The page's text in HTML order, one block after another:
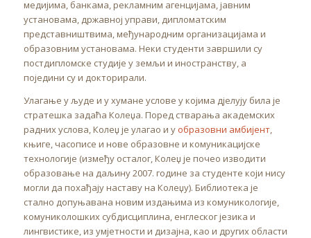
медијима, банкама, рекламним агенцијама, јавним
установама, државној управи, дипломатским
представништвима, међународним организацијама и
образовним установама. Неки студенти завршили су
постдипломске студије у земљи и иностранству, а
поједини су и докторирали.
Улагање у људе и у хумане услове у којима дјелују била је
стратешка задаћа Колеџа. Поред стварања академских
радних услова, Колеџ је улагао и у образовни амбијент,
књиге, часописе и нове образовне и комуникацијске
технологије (између осталог, Колеџ је почео изводити
образовање на даљину 2007. године за студенте који нису
могли да похађају наставу на Колеџу). Библиотека је
стално допуњавана новим издањима из комуникологије,
комуниколошких субдисциплина, енглеског језика и
лингвистике, из умјетности и дизајна, као и других области